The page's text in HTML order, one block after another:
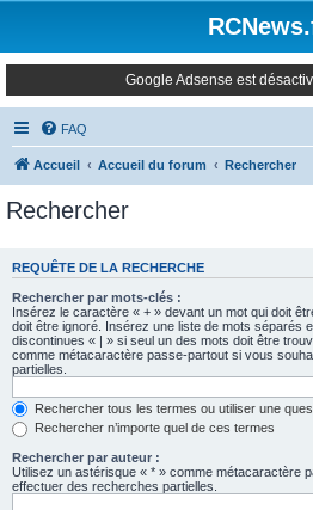
Google Adsense est
FAQ
Accueil Accueil du forum Rechercher
Rechercher
REQUÊTE DE LA RECHERCHE
Rechercher par mots-clés :
Insérez le caractère « + » devant un mot qui doit
doit être ignoré. Insérez une liste de mots séparés
discontinues « | » si seul un des mots doit être
comme métacaractère passe-partout si vous
partielles.
Rechercher tous les termes ou utiliser une
Rechercher n’importe quel de ces termes
Rechercher par auteur :
Utilisez un astérisque « * » comme métacaractère
effectuer des recherches partielles.
Panneau de gestion des cookies